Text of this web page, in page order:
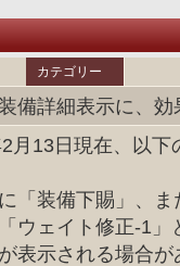
カテゴリー
備詳細表示に、
月13日現在、以
「装備下賜」、
ウェイト修正-1
表示される場合が